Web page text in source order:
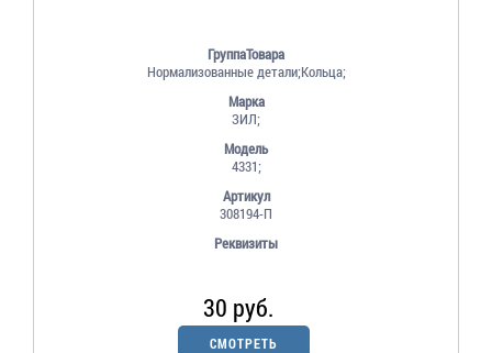
ГруппаТовара
Нормализованные детали;Кольца;
Марка
ЗИЛ;
Модель
4331;
Артикул
308194-П
Реквизиты
30 руб.
СМОТРЕТЬ